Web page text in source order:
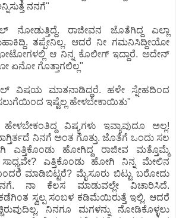
ನನಗೆ"
ನೋಡುತ್ತಿದ್ದೆ. ರಾಜೀವನ ಜೊತೆಗಿದ್ದ ಎಲ್ಲಾ
ತಪ್ಪೇನಿಲ್ಲ. ಆದರೆ ನೀ ಗಮನಿಸಿದ್ದೀಯೋ
ಆ ನಿನ್ನ ಕೊಲೀಗ್ ಇದ್ದಾರೆ. ಅದೇನ್
ಏನೋ ಗೊತ್ತಾಗಲಿಲ್ಲ"
ವಿಷಯ ಮಾತನಾಡಿದ್ದರೆ. ಹಳೇ ಸ್ನೇಹದಿಂದ
ಇಷ್ಟೆಲ್ಲ ಹೇಳಬೇಕಾಯಿತು"
ವಿಷ್ಯಗಳು ಇವ್ಯಾವುದೂ ಅಲ್ಲ!
ನಿನಗೆ ಅಂತ ಗೊತ್ತು. ಜೊತೆಗೆ ಒಂದು ಸಲ
ಎತ್ತಿಕೊಂಡು ಹೋಗಿದ್ದ ರಾಜೀವ ಮತ್ತೊಮ್ಮೆ
ಸಾಧ್ಯವೇ? ಎತ್ತಿಕೊಂಡು ಹೋಗಿ ನಿನ್ನ ಮೇಲಿನ
ಮಾಡಿಬಿಟ್ಟರೆ? ಮೈಸೂರು ಬಿಟ್ಟು ಬರೋದು
ನಾ ಕೆಲಸ ಮಾಡುವಲ್ಲೇ ವಿಚಾರಿಸಿದೆ.
ಸ್ವಲ್ಪ ಸಂಬಳ ಕಡಿಮೆಯಿರುತ್ತೆ ಇಲ್ಲಿ. ಆದರೆ
ನಿನಗೂ ಮಗಳನ್ನು ನೋಡಿಕೊಳ್ಳಲು